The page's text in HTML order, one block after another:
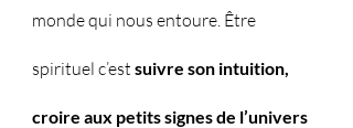
monde qui nous entoure. Être
spirituel c’est suivre son intuition,
croire aux petits signes de l’univers